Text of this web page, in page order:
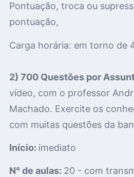
Pontuação, troca ou
pontuação,
Carga horária: em torno de
2) 700 Questões por
vídeo, com o professor
Machado. Exercite os
com muitas questões da
Início: imediato
N° de aulas: 20 - com